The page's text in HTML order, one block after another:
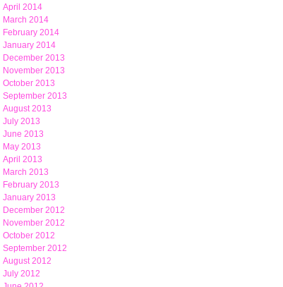
April 2014
March 2014
February 2014
January 2014
December 2013
November 2013
October 2013
September 2013
August 2013
July 2013
June 2013
May 2013
April 2013
March 2013
February 2013
January 2013
December 2012
November 2012
October 2012
September 2012
August 2012
July 2012